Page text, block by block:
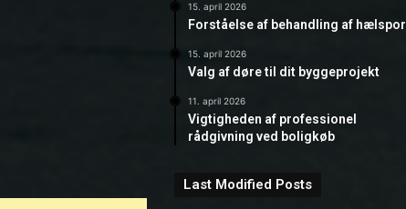
15. april 2026
Forståelse af behandling af
15. april 2026
Valg af døre til dit byggeprojekt
11. april 2026
Vigtigheden af professionel
rådgivning ved boligkøb
Last Modified Posts